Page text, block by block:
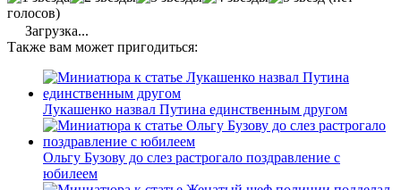
голосов)
Загрузка...
Также вам может пригодиться:
Лукашенко назвал Путина единственным другом
Ольгу Бузову до слез растрогало поздравление с
юбилеем